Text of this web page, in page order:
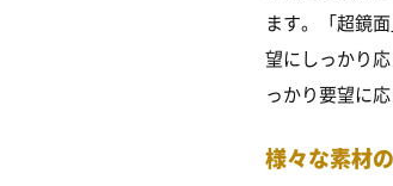
ます。「超鏡
望にしっかり
っかり要望に
様々な素材